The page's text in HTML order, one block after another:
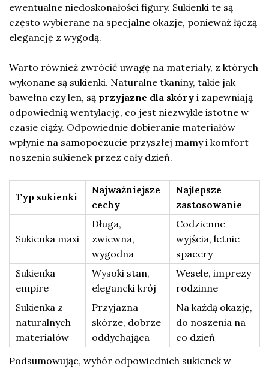
ewentualne niedoskonałości figury. Sukienki te są
często wybierane na specjalne okazje, ponieważ łączą
elegancję z wygodą.
Warto również zwrócić uwagę na materiały, z których
wykonane są sukienki. Naturalne tkaniny, takie jak
bawełna czy len, są przyjazne dla skóry i zapewniają
odpowiednią wentylację, co jest niezwykle istotne w
czasie ciąży. Odpowiednie dobieranie materiałów
wpłynie na samopoczucie przyszłej mamy i komfort
noszenia sukienek przez cały dzień.
Typ sukienki
Najważniejsze
cechy
Najlepsze
zastosowanie
Sukienka maxi
Długa,
zwiewna,
wygodna
Codzienne
wyjścia, letnie
spacery
Sukienka
empire
Wysoki stan,
elegancki krój
Wesele, imprezy
rodzinne
Sukienka z
naturalnych
materiałów
Przyjazna
skórze, dobrze
oddychająca
Na każdą okazję,
do noszenia na
co dzień
Podsumowując, wybór odpowiednich sukienek w